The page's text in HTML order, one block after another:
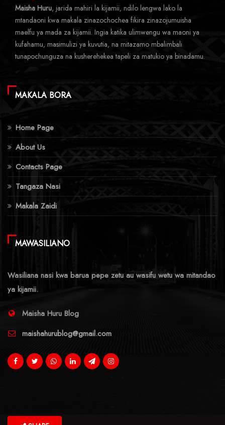
Maisha Huru, jarida mahiri la kijamii, ndilo lengwa lako la
mtandaoni kwa makala zinazochochea fikira zinazojumuisha
maelfu ya mada za kijamii. Ingia katika ulimwengu wa maoni ya
kufahamu, masimulizi ya kuvutia, na mitazamo mbalimbali
tunapochunguza na kusherehekea tapeli za matukio ya binadamu.
MAKALA BORA
Home Page
About Us
Contacts Page
Tangaza Nasi
Makala Zaidi
MAWASILIANO
Wasiliana nasi kwa barua pepe zetu au wasifu wetu wa mitandao
ya kijamii.
Maisha Huru Blog
maishahurublog@gmail.com